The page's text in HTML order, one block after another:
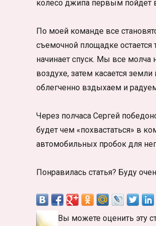
колесо джипа первым пойдет
По моей команде все
съемочной площадке
начинает спуск. Мы все
воздухе, затем касается
облегченно вздыхаем и
Через полчаса Сергей
будет чем «похвастаться» в
автомобильных пробок для
Понравилась статья? Буду
Вы можете оценить эту